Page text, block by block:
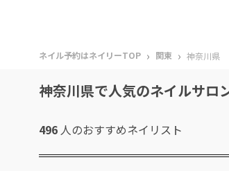
ネイル予約はネイリーTOP › 関東 › 神奈川県
神奈川県で人気のネイルサロ
496 人のおすすめネイリスト